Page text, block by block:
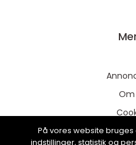
Om
På vores website
indstillinger, statistik og